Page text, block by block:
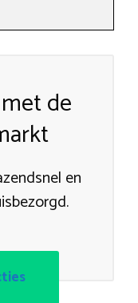
de
en